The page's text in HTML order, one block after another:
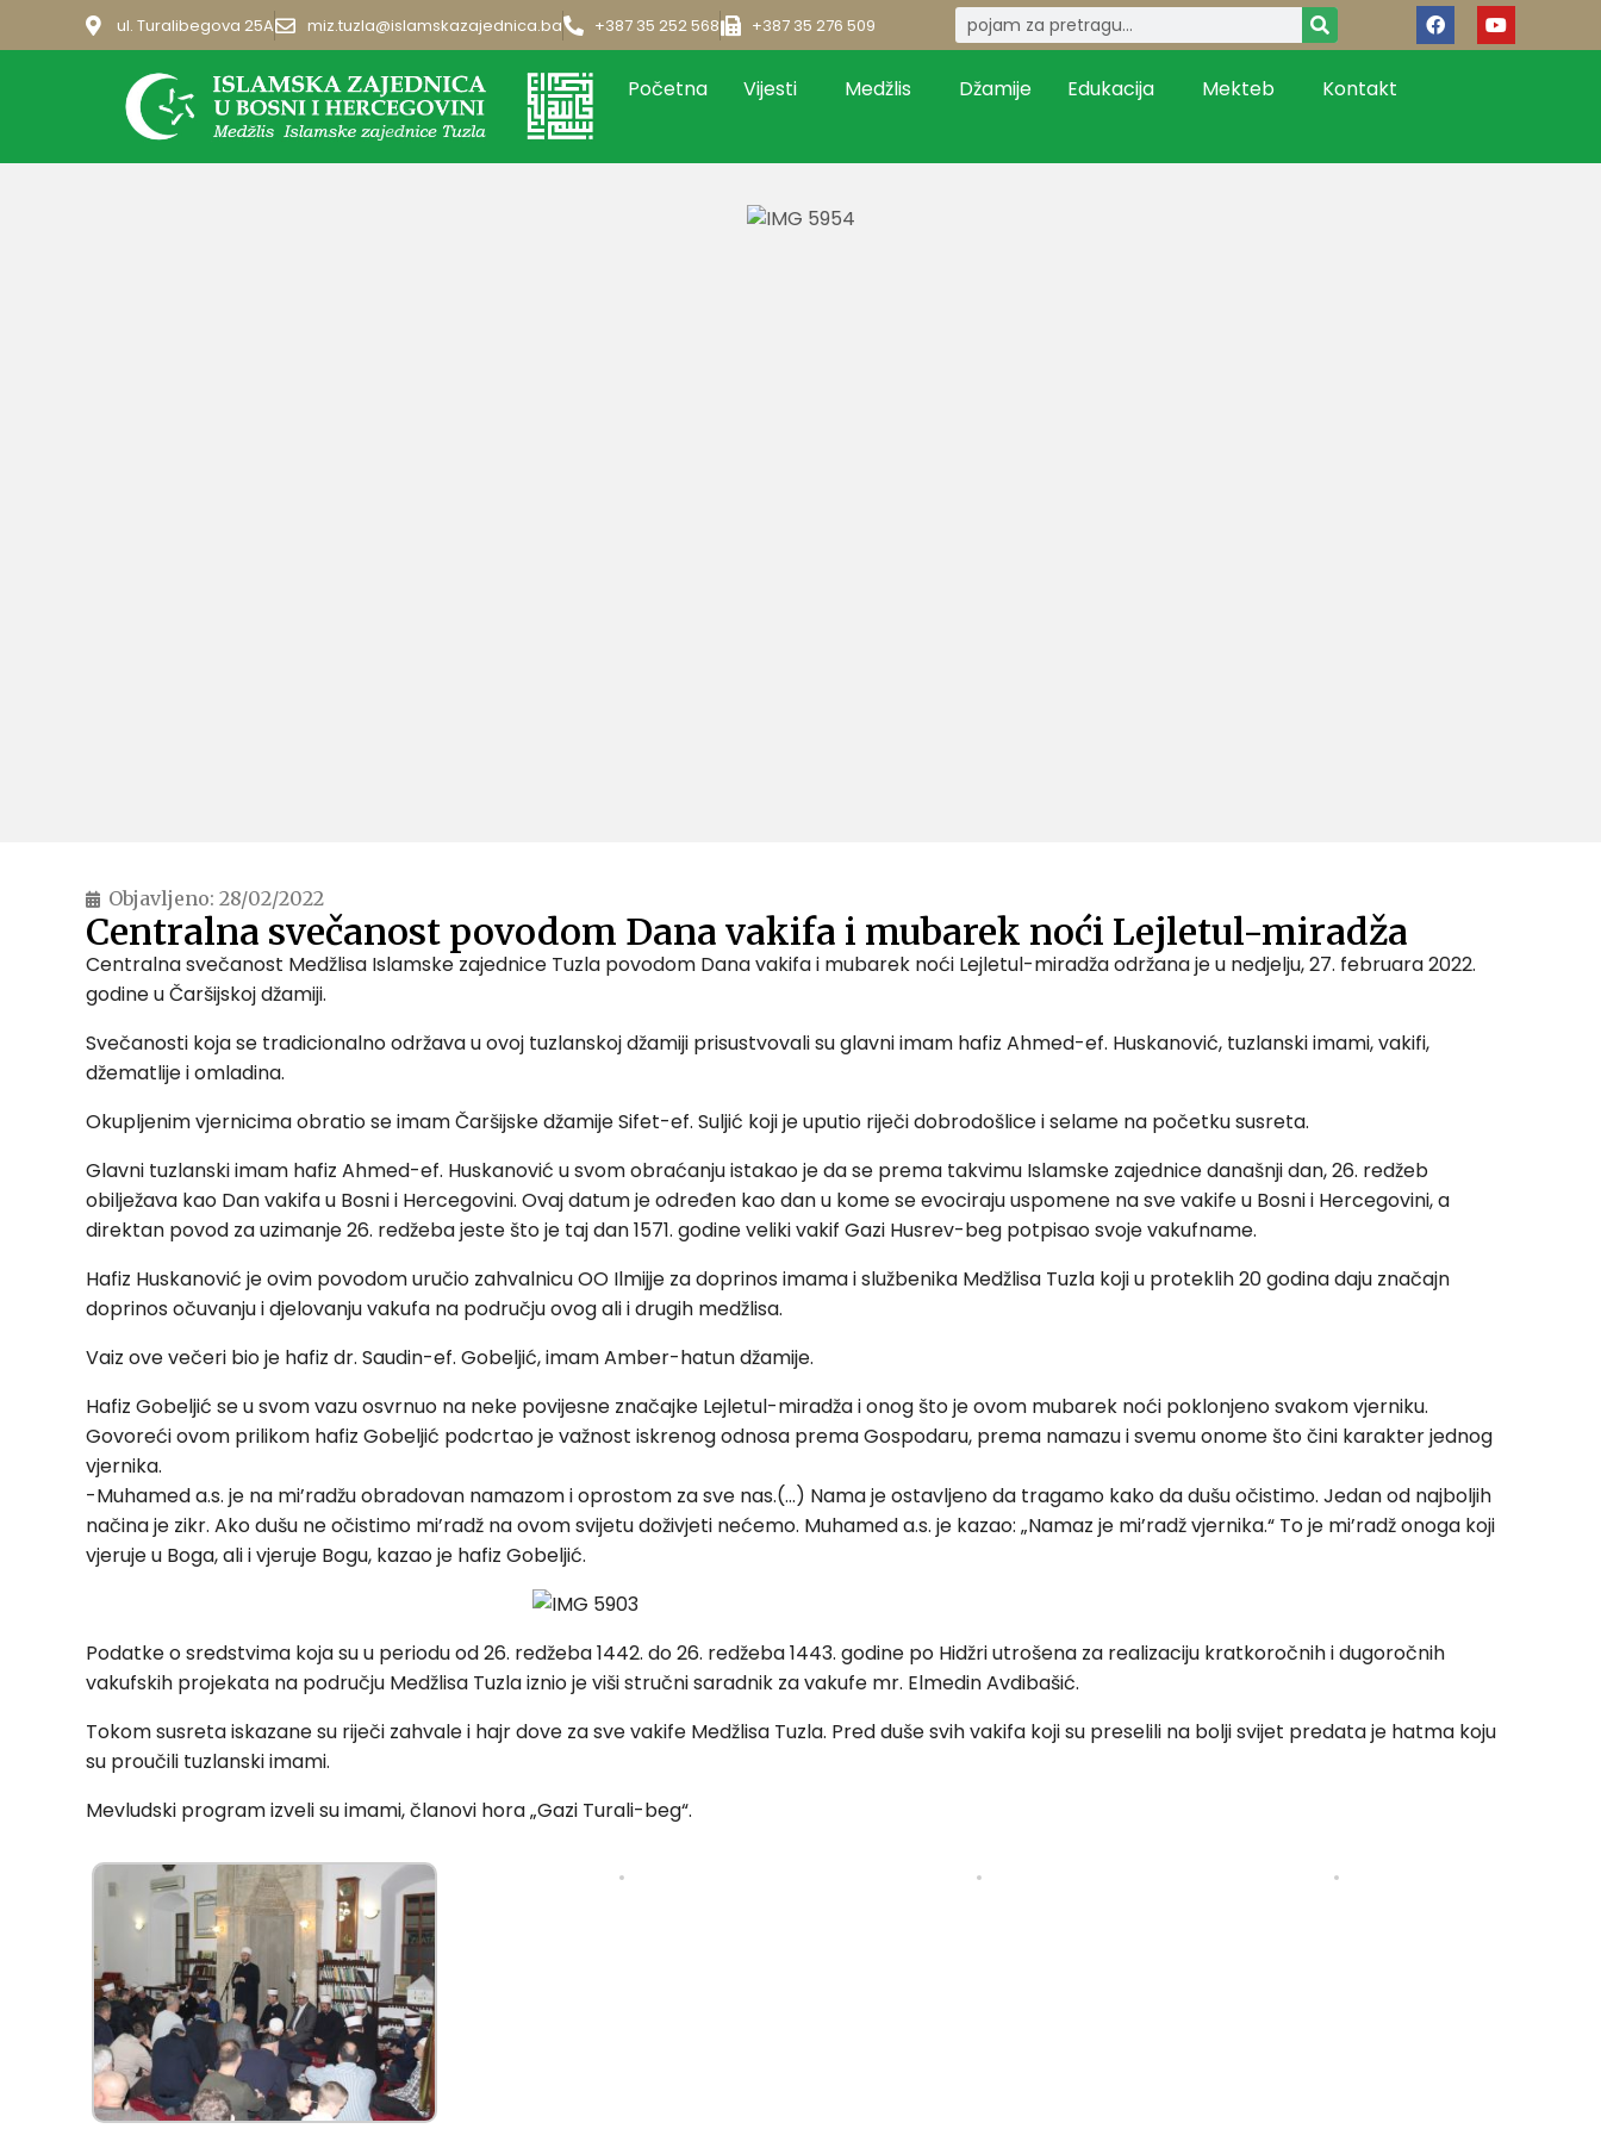
ul. Turalibegova 25A miz.tuzla@islamskazajednica.ba +387 35 252 568 +387 35 276 509
Početna Vijesti Medžlis Džamije Edukacija Mekteb Kontakt
Objavljeno: 28/02/2022
Centralna svečanost povodom Dana vakifa i mubarek noći Lejletul-miradža
Centralna svečanost Medžlisa Islamske zajednice Tuzla povodom Dana vakifa i mubarek noći Lejletul-miradža održana je u nedjelju, 27. februara 2022.
godine u Čaršijskoj džamiji.
Svečanosti koja se tradicionalno održava u ovoj tuzlanskoj džamiji prisustvovali su glavni imam hafiz Ahmed-ef. Huskanović, tuzlanski imami, vakifi,
džematlije i omladina.
Okupljenim vjernicima obratio se imam Čaršijske džamije Sifet-ef. Suljić koji je uputio riječi dobrodošlice i selame na početku susreta.
Glavni tuzlanski imam hafiz Ahmed-ef. Huskanović u svom obraćanju istakao je da se prema takvimu Islamske zajednice današnji dan, 26. redžeb
obilježava kao Dan vakifa u Bosni i Hercegovini. Ovaj datum je određen kao dan u kome se evociraju uspomene na sve vakife u Bosni i Hercegovini, a
direktan povod za uzimanje 26. redžeba jeste što je taj dan 1571. godine veliki vakif Gazi Husrev-beg potpisao svoje vakufname.
Hafiz Huskanović je ovim povodom uručio zahvalnicu OO Ilmijje za doprinos imama i službenika Medžlisa Tuzla koji u proteklih 20 godina daju značajn
doprinos očuvanju i djelovanju vakufa na području ovog ali i drugih medžlisa.
Vaiz ove večeri bio je hafiz dr. Saudin-ef. Gobeljić, imam Amber-hatun džamije.
Hafiz Gobeljić se u svom vazu osvrnuo na neke povijesne značajke Lejletul-miradža i onog što je ovom mubarek noći poklonjeno svakom vjerniku.
Govoreći ovom prilikom hafiz Gobeljić podcrtao je važnost iskrenog odnosa prema Gospodaru, prema namazu i svemu onome što čini karakter jednog
vjernika.
-Muhamed a.s. je na mi’radžu obradovan namazom i oprostom za sve nas.(…) Nama je ostavljeno da tragamo kako da dušu očistimo. Jedan od najboljih
načina je zikr. Ako dušu ne očistimo mi’radž na ovom svijetu doživjeti nećemo. Muhamed a.s. je kazao: „Namaz je mi’radž vjernika.“ To je mi’radž onoga koji
vjeruje u Boga, ali i vjeruje Bogu, kazao je hafiz Gobeljić.
Podatke o sredstvima koja su u periodu od 26. redžeba 1442. do 26. redžeba 1443. godine po Hidžri utrošena za realizaciju kratkoročnih i dugoročnih
vakufskih projekata na području Medžlisa Tuzla iznio je viši stručni saradnik za vakufe mr. Elmedin Avdibašić.
Tokom susreta iskazane su riječi zahvale i hajr dove za sve vakife Medžlisa Tuzla. Pred duše svih vakifa koji su preselili na bolji svijet predata je hatma koju
su proučili tuzlanski imami.
Mevludski program izveli su imami, članovi hora „Gazi Turali-beg“.